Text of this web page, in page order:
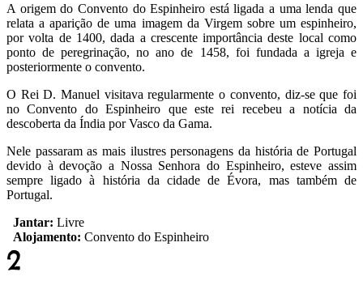
A origem do Convento do Espinheiro está ligada a uma lenda que
relata a aparição de uma imagem da Virgem sobre um espinheiro,
por volta de 1400, dada a crescente importância deste local como
ponto de peregrinação, no ano de 1458, foi fundada a igreja e
posteriormente o convento.
O Rei D. Manuel visitava regularmente o convento, diz-se que foi
no Convento do Espinheiro que este rei recebeu a notícia da
descoberta da Índia por Vasco da Gama.
Nele passaram as mais ilustres personagens da história de Portugal
devido à devoção a Nossa Senhora do Espinheiro, esteve assim
sempre ligado à história da cidade de Évora, mas também de
Portugal.
Jantar: Livre
Alojamento: Convento do Espinheiro
2